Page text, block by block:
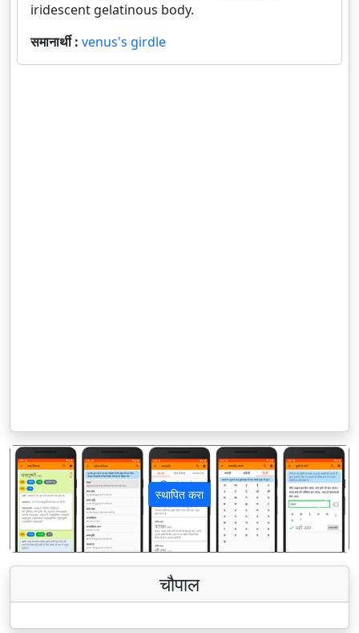
iridescent gelatinous body.
समानार्थी : venus's girdle
स्थापित करा
पिछला अगला
चौपाल